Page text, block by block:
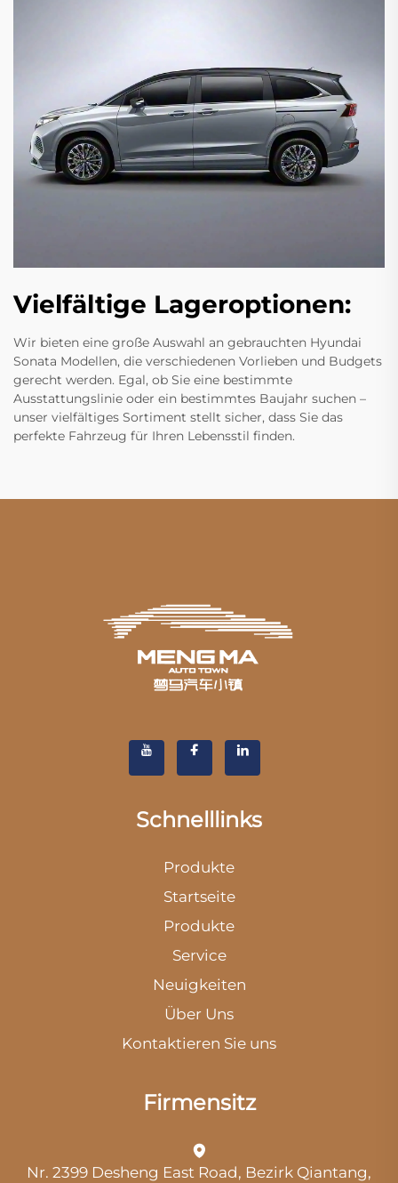
Vielfältige Lageroptionen:
Wir bieten eine große Auswahl an gebrauchten Hyundai
Sonata Modellen, die verschiedenen Vorlieben und Budgets
gerecht werden. Egal, ob Sie eine bestimmte
Ausstattungslinie oder ein bestimmtes Baujahr suchen –
unser vielfältiges Sortiment stellt sicher, dass Sie das
perfekte Fahrzeug für Ihren Lebensstil finden.
Schnelllinks
Produkte
Startseite
Produkte
Service
Neuigkeiten
Über Uns
Kontaktieren Sie uns
Firmensitz
Nr. 2399 Desheng East Road, Bezirk Qiantang,